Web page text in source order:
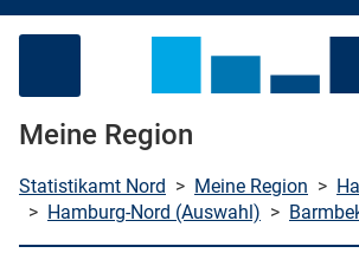
Meine Region
Statistikamt Nord > Meine Region >
> Hamburg-Nord (Auswahl) >